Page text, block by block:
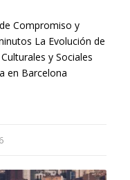
Compromiso y
La Evolución de
y Sociales
en Barcelona